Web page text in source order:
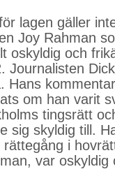
lagen gäller
Joy Rahman
oskyldig och
Journalisten
Hans
om han varit
tingsrätt
sig skyldig till.
rättegång i
var